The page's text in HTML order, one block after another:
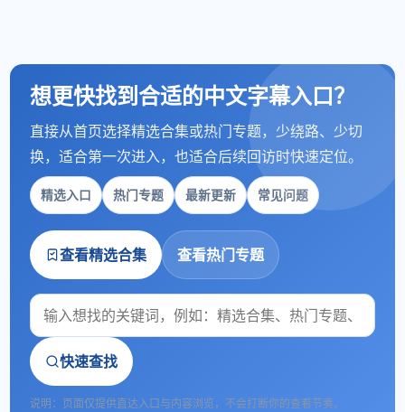
想更快找到合适的中文字幕入口？
直接从首页选择精选合集或热门专题，少绕路、少切
换，适合第一次进入，也适合后续回访时快速定位。
精选入口 热门专题 最新更新 常见问题
查看精选合集 查看热门专题
快速查找
说明：页面仅提供直达入口与内容浏览，不会打断你的查看节奏。